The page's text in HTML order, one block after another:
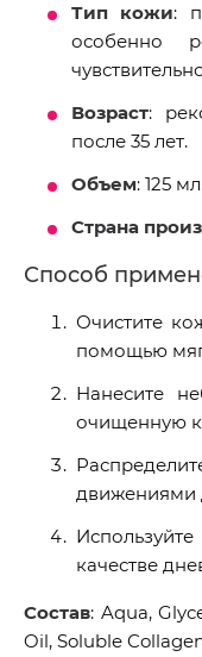
Тип кожи:
особенно
Возраст:
после 35 лет.
Объем: 125
Страна
Способ
Очистите
помощью
Нанесите
очищенную
движениями
качестве
Состав: Aqua,
Oil, Soluble